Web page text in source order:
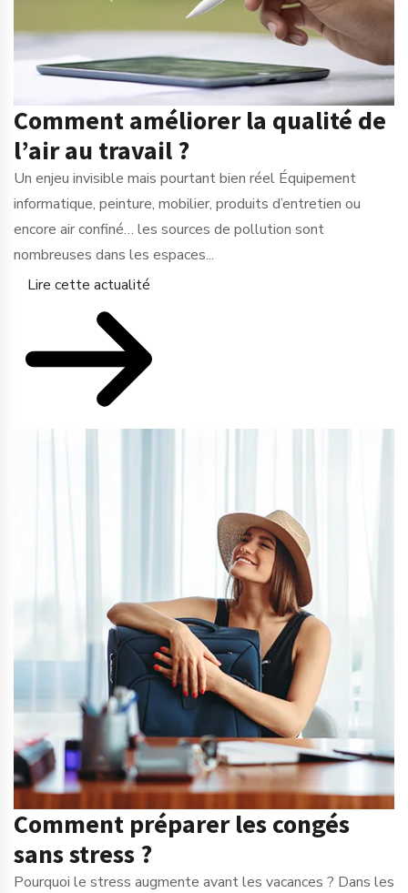
Comment améliorer la qualité de
l’air au travail ?
Un enjeu invisible mais pourtant bien réel Équipement
informatique, peinture, mobilier, produits d’entretien ou
encore air confiné… les sources de pollution sont
nombreuses dans les espaces...
Lire cette actualité
Comment préparer les congés
sans stress ?
Pourquoi le stress augmente avant les vacances ? Dans les